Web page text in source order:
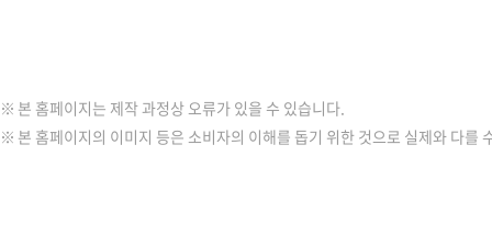
본 홈페이지는 제작 과정상 오류가 있을 수 있습니다.
본 홈페이지의 이미지 등은 소비자의 이해를 돕기 위한 것으로 실제와 다를